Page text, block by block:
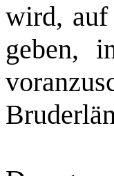
wird, auf
geben,